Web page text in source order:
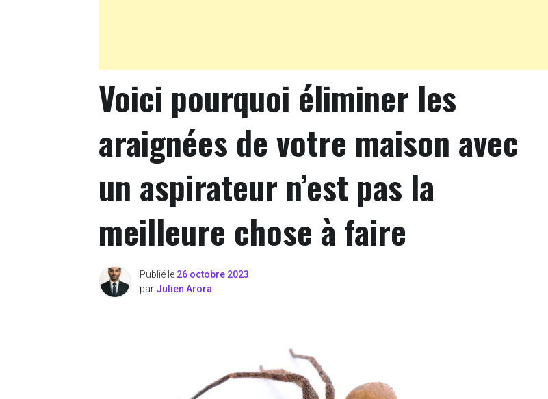
Voici pourquoi éliminer les
araignées de votre maison avec
un aspirateur n’est pas la
meilleure chose à faire
Publié le 26 octobre 2023
par Julien Arora